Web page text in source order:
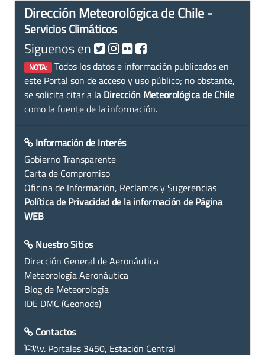
Dirección Meteorológica de Chile -
Servicios Climáticos
Siguenos en
NOTA: Todos los datos e información publicados en
este Portal son de acceso y uso público; no obstante,
se solicita citar a la Dirección Meteorológica de Chile
como la fuente de la información.
Información de Interés
Gobierno Transparente
Carta de Compromiso
Oficina de Información, Reclamos y Sugerencias
Política de Privacidad de la información de Página
WEB
Nuestro Sitios
Dirección General de Aeronáutica
Meteorología Aeronáutica
Blog de Meteorología
IDE DMC (Geonode)
Contactos
Av. Portales 3450, Estación Central